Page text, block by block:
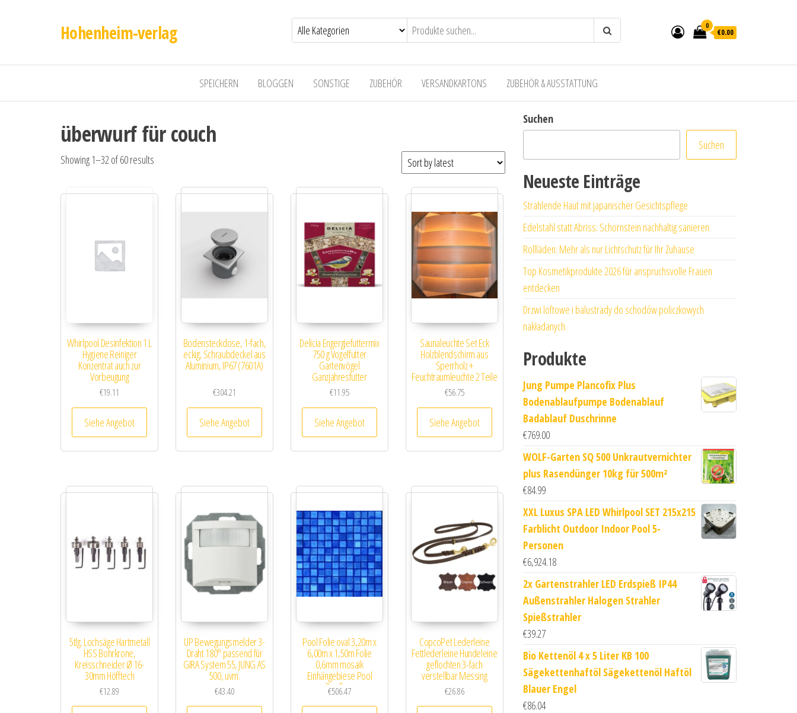
Hohenheim-verlag 0
€0.00
SPEICHERN BLOGGEN SONSTIGE ZUBEHÖR VERSANDKARTONS ZUBEHÖR & AUSSTATTUNG
überwurf für couch
Showing 1–32 of 60 results
Whirlpool Desinfektion 1 L
Hygiene Reiniger
Konzentrat auch zur
Vorbeugung
€19.11
Siehe Angebot
Bodensteckdose, 1-fach,
eckig, Schraubdeckel aus
Aluminium, IP67 (7601A)
€304.21
Siehe Angebot
Delicia Engergiefuttermix
750 g Vogelfutter
Gartenvögel
Ganzjahresfutter
€11.95
Siehe Angebot
Saunaleuchte Set Eck
Holzblendschirm aus
Sperrholz +
Feuchtraumleuchte 2 Teile
€56.75
Siehe Angebot
5tlg. Lochsäge Hartmetall
HSS Bohrkrone,
Kreisschneider Ø 16-
30mm Höfftech
€12.89
UP Bewegungsmelder 3-
Draht 180° passend für
GIRA System 55, JUNG AS
500, uvm.
€43.40
Pool Folie oval 3,20m x
6,00m x 1,50m Folie
0,6mm mosaik
Einhängebiese Pool
Poolfo…
€506.47
CopcoPet Lederleine
Fettlederleine Hundeleine
geflochten 3-fach
verstellbar Messing
€26.86
Suchen
Suchen
Neueste Einträge
Strahlende Haut mit japanischer Gesichtspflege
Edelstahl statt Abriss: Schornstein nachhaltig sanieren
Rollläden: Mehr als nur Lichtschutz für Ihr Zuhause
Top Kosmetikprodukte 2026 für anspruchsvolle Frauen
entdecken
Drzwi loftowe i balustrady do schodów policzkowych
nakładanych
Produkte
Jung Pumpe Plancofix Plus
Bodenablaufpumpe Bodenablauf
Badablauf Duschrinne
€769.00
WOLF-Garten SQ 500 Unkrautvernichter
plus Rasendünger 10kg für 500m²
€84.99
XXL Luxus SPA LED Whirlpool SET 215x215
Farblicht Outdoor Indoor Pool 5-
Personen
€6,924.18
2x Gartenstrahler LED Erdspieß IP44
Außenstrahler Halogen Strahler
Spießstrahler
€39.27
Bio Kettenöl 4 x 5 Liter KB 100
Sägekettenhaftöl Sägekettenöl Haftöl
Blauer Engel
€86.04